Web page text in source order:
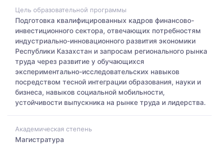
Цель образовательной программы
Подготовка квалифицированных кадров финансово-
инвестиционного сектора, отвечающих потребностям
индустриально-инновационного развития экономики
Республики Казахстан и запросам регионального рынка
труда через развитие у обучающихся
экспериментально-исследовательских навыков
посредством тесной интеграции образования, науки и
бизнеса, навыков социальной мобильности,
устойчивости выпускника на рынке труда и лидерства.
Академическая степень
Магистратура